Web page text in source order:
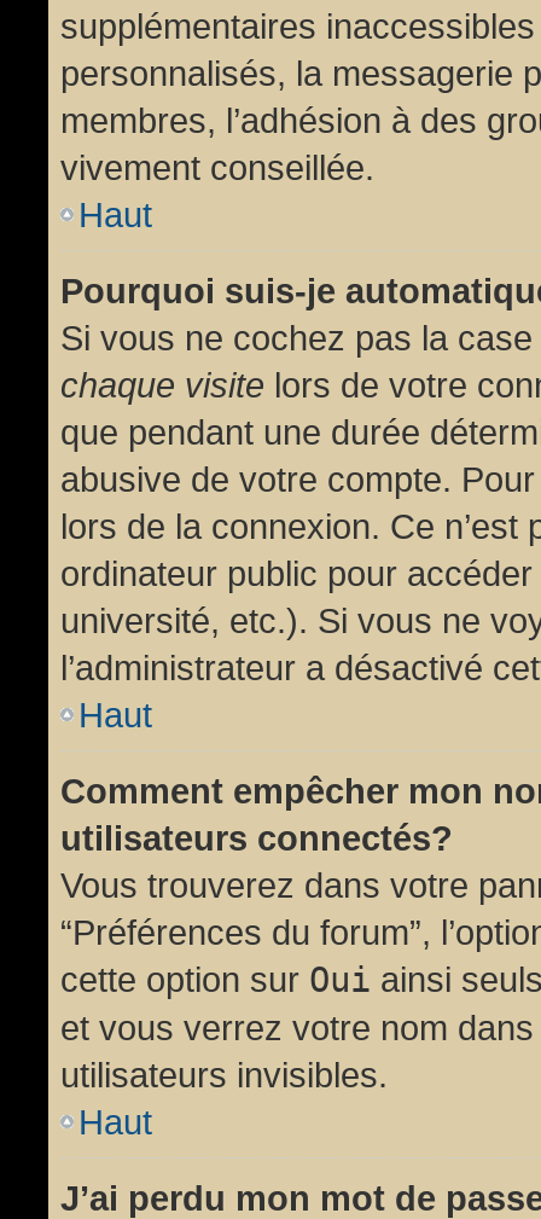
supplémentaires
personnalisés, la messagerie
membres, l’adhésion à des
vivement conseillée.
Haut
Pourquoi suis-je
Si vous ne cochez pas la case
chaque visite lors de votre
que pendant une durée
abusive de votre compte.
lors de la connexion. Ce
ordinateur public pour
université, etc.). Si vous ne
l’administrateur a désactivé
Haut
Comment empêcher mon
utilisateurs connectés?
Vous trouverez dans votre
“Préférences du forum”,
cette option sur Oui ainsi
et vous verrez votre nom
utilisateurs invisibles.
Haut
J’ai perdu mon mot de